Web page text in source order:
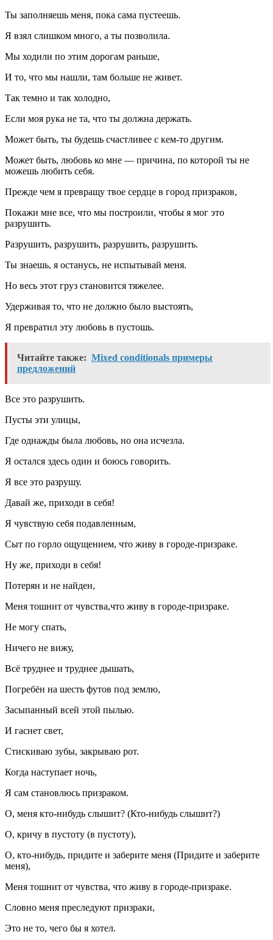
Ты заполняешь меня, пока сама пустеешь.
Я взял слишком много, а ты позволила.
Мы ходили по этим дорогам раньше,
И то, что мы нашли, там больше не живет.
Так темно и так холодно,
Если моя рука не та, что ты должна держать.
Может быть, ты будешь счастливее с кем-то другим.
Может быть, любовь ко мне — причина, по которой ты не
можешь любить себя.
Прежде чем я превращу твое сердце в город призраков,
Покажи мне все, что мы построили, чтобы я мог это
разрушить.
Разрушить, разрушить, разрушить, разрушить.
Ты знаешь, я останусь, не испытывай меня.
Но весь этот груз становится тяжелее.
Удерживая то, что не должно было выстоять,
Я превратил эту любовь в пустошь.
Читайте также: Mixed conditionals примеры
предложений
Все это разрушить.
Пусты эти улицы,
Где однажды была любовь, но она исчезла.
Я остался здесь один и боюсь говорить.
Я все это разрушу.
Давай же, приходи в себя!
Я чувствую себя подавленным,
Сыт по горло ощущением, что живу в городе-призраке.
Ну же, приходи в себя!
Потерян и не найден,
Меня тошнит от чувства,что живу в городе-призраке.
Не могу спать,
Ничего не вижу,
Всё труднее и труднее дышать,
Погребён на шесть футов под землю,
Засыпанный всей этой пылью.
И гаснет свет,
Стискиваю зубы, закрываю рот.
Когда наступает ночь,
Я сам становлюсь призраком.
О, меня кто-нибудь слышит? (Кто-нибудь слышит?)
О, кричу в пустоту (в пустоту),
О, кто-нибудь, придите и заберите меня (Придите и заберите
меня),
Меня тошнит от чувства, что живу в городе-призраке.
Словно меня преследуют призраки,
Это не то, чего бы я хотел.